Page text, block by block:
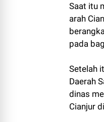
Saat itu
arah
pada
Setelah
Daerah
dinas
Cianjur